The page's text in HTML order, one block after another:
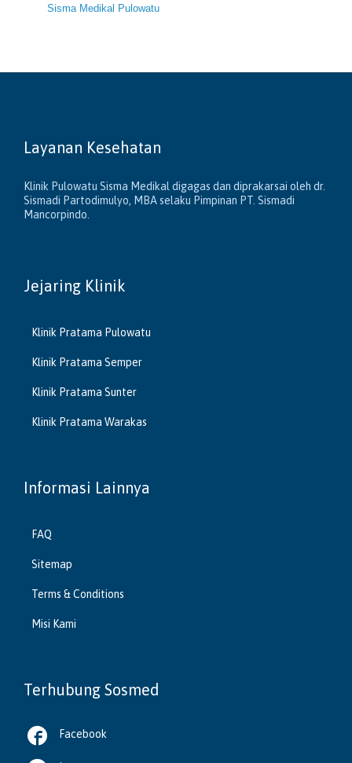
Sisma Medikal Pulowatu
Layanan Kesehatan
Klinik Pulowatu Sisma Medikal digagas dan diprakarsai oleh dr.
Sismadi Partodimulyo, MBA selaku Pimpinan PT. Sismadi
Mancorpindo.
Jejaring Klinik
Klinik Pratama Pulowatu
Klinik Pratama Semper
Klinik Pratama Sunter
Klinik Pratama Warakas
Informasi Lainnya
FAQ
Sitemap
Terms & Conditions
Misi Kami
Terhubung Sosmed
 Facebook